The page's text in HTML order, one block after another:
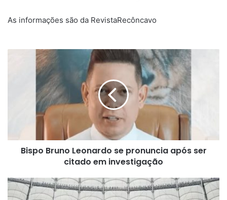
As informações são da RevistaRecôncavo
Leonardo
em
investigação
Bispo Bruno Leonardo se pronuncia após ser
citado em investigação
Bahia
estreia